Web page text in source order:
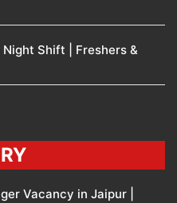
Shift | Freshers &
Vacancy in Jaipur |